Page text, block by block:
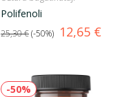
Polifenoli
Standarta
cena
25,30 € -50% Cena
12,65 €
-50%